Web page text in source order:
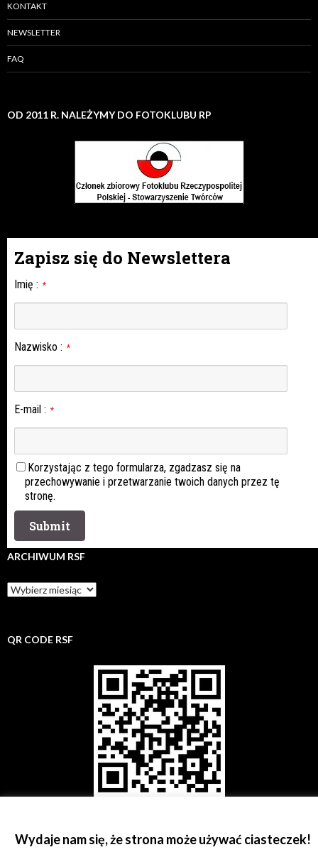
KONTAKT
NEWSLETTER
FAQ
OD 2011 R. NALEŻYMY DO FOTOKLUBU RP
Zapisz się do Newslettera
Imię : *
Nazwisko : *
E-mail : *
Korzystając z tego formularza, zgadzasz się na
przechowywanie i przetwarzanie twoich danych przez tę
stronę.
ARCHIWUM RSF
Archiwum
rsf
QR CODE RSF
Rzeszowskie Stowarzyszenie Fotograficzne; kontakt@rsf.rzeszow.pl;
Wydaje nam się, że strona może używać ciasteczek!